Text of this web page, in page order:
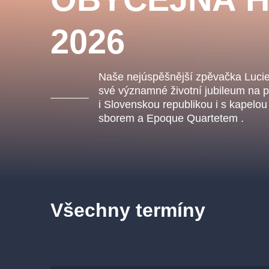
2026
Naše nejúspěšnější zpěvačka
své významné životní jubileum na
i Slovenskou republikou i s
sborem a Epoque Quartetem .
Všechny termíny
Agentura 44, s.r.o.
Ostatní hledají
muzikálypraha